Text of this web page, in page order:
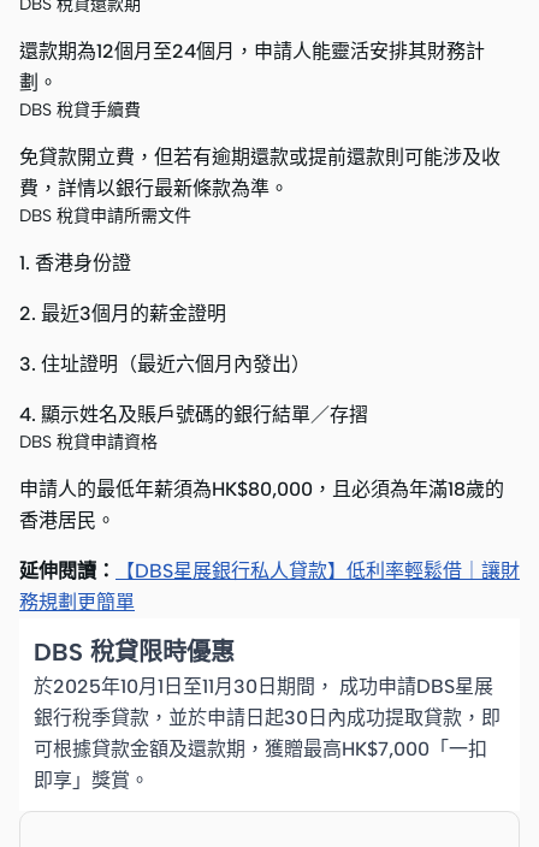
DBS 稅貸還款期
還款期為12個月至24個月，申請人能靈活安排其財務計
劃。
DBS 稅貸手續費
免貸款開立費，但若有逾期還款或提前還款則可能涉及收
費，詳情以銀行最新條款為準。
DBS 稅貸申請所需文件
1. 香港身份證
2. 最近3個月的薪金證明
3. 住址證明（最近六個月內發出）
4. 顯示姓名及賬戶號碼的銀行結單／存摺
DBS 稅貸申請資格
申請人的最低年薪須為HK$80,000，且必須為年滿18歲的
香港居民。
延伸閱讀：
【DBS星展銀行私人貸款】低利率輕鬆借｜讓財
務規劃更簡單
DBS 稅貸限時優惠
於2025年10月1日至11月30日期間， 成功申請DBS星展
銀行稅季貸款，並於申請日起30日內成功提取貸款，即
可根據貸款金額及還款期，獲贈最高HK$7,000「一扣
即享」獎賞。